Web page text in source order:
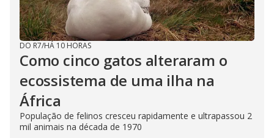
DO R7/HÁ 10 HORAS
Como cinco gatos alteraram o
ecossistema de uma ilha na
África
População de felinos cresceu rapidamente e ultrapassou 2
mil animais na década de 1970